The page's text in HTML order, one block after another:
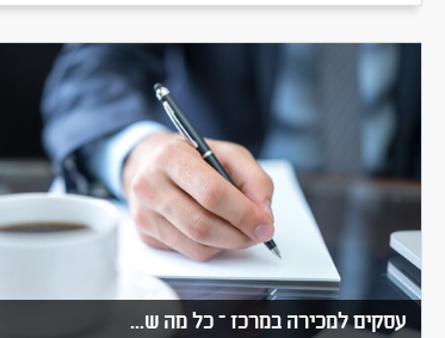
עסקים למכירה במרכז – כל מה ש...